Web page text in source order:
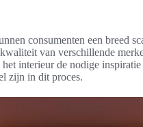
consumenten een breed
van verschillende
interieur de nodige
zijn in dit proces.